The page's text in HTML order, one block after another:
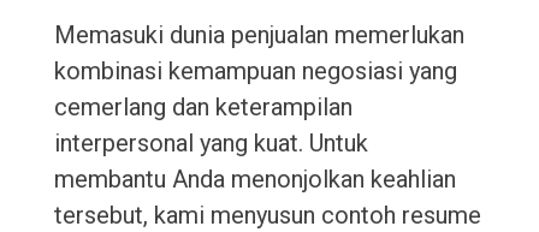
Memasuki dunia penjualan memerlukan
kombinasi kemampuan negosiasi yang
cemerlang dan keterampilan
interpersonal yang kuat. Untuk
membantu Anda menonjolkan keahlian
tersebut, kami menyusun contoh resume